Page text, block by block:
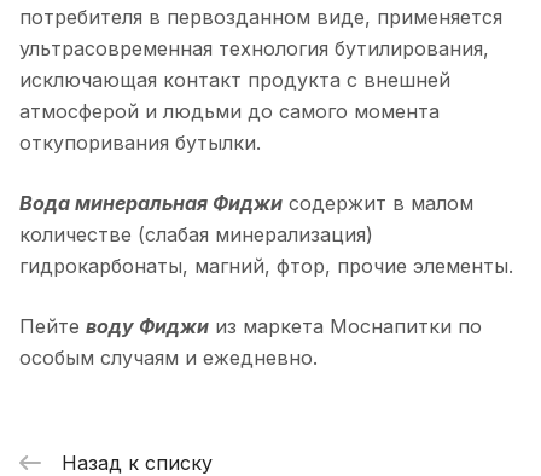
потребителя в первозданном виде, применяется
ультрасовременная технология бутилирования,
исключающая контакт продукта с внешней
атмосферой и людьми до самого момента
откупоривания бутылки.
Вода минеральная Фиджи содержит в малом
количестве (слабая минерализация)
гидрокарбонаты, магний, фтор, прочие элементы.
Пейте воду Фиджи из маркета Моснапитки по
особым случаям и ежедневно.
Назад к списку